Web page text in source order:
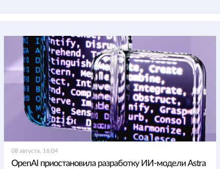
08 августа, 16:04
OpenAI приостановила разработку ИИ-модели Astra